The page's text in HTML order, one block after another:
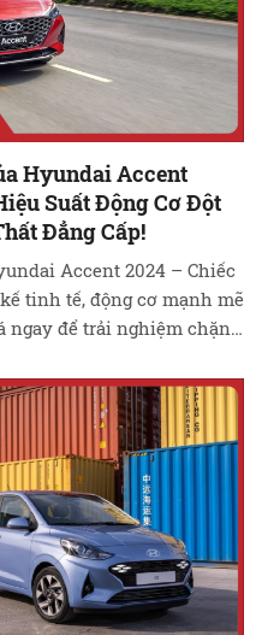
Hyundai Accent
Suất Động Cơ Đột
Đẳng Cấp!
Accent 2024 – Chiếc
tinh tế, động cơ mạnh mẽ
ngay để trải nghiệm chặng
Hòa …Đọc tiếp